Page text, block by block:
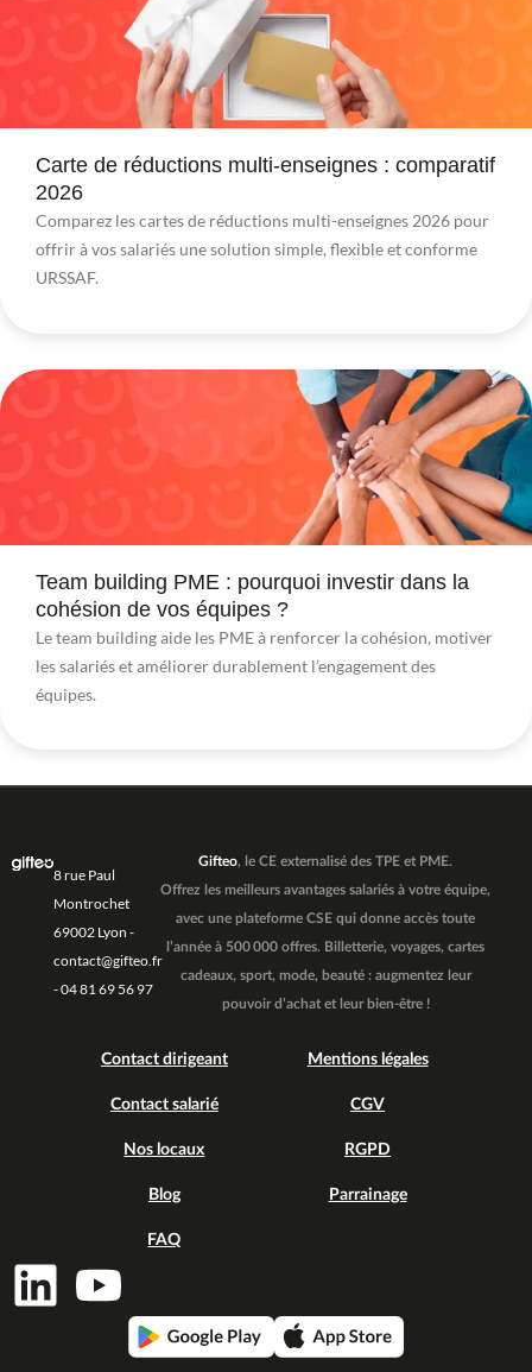
Carte de réductions multi-enseignes : comparatif
2026
Comparez les cartes de réductions multi-enseignes 2026 pour
offrir à vos salariés une solution simple, flexible et conforme
URSSAF.
Team building PME : pourquoi investir dans la
cohésion de vos équipes ?
Le team building aide les PME à renforcer la cohésion, motiver
les salariés et améliorer durablement l’engagement des
équipes.
8 rue Paul
Montrochet
69002 Lyon -
contact@gifteo.fr
- 04 81 69 56 97
Gifteo, le CE externalisé des TPE et PME.
Offrez les meilleurs avantages salariés à votre équipe,
avec une plateforme CSE qui donne accès toute
l’année à 500 000 offres. Billetterie, voyages, cartes
cadeaux, sport, mode, beauté : augmentez leur
pouvoir d’achat et leur bien-être !
Contact dirigeant
Contact salarié
Nos locaux
Blog
FAQ
Mentions légales
CGV
RGPD
Parrainage